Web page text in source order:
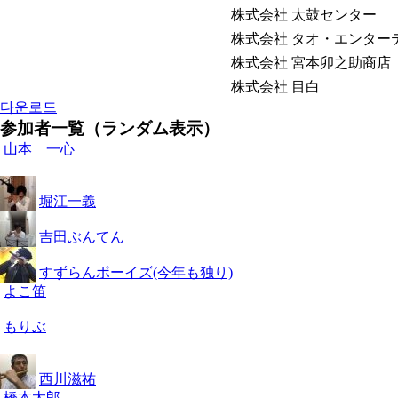
株式会社 太鼓センター
株式会社 タオ・エンター
株式会社 宮本卯之助商店
株式会社 目白
다운로드
参加者一覧（ランダム表示）
山本 一心
堀江一義
吉田ぶんてん
すずらんボーイズ(今年も独り)
よこ笛
もりぶ
西川滋祐